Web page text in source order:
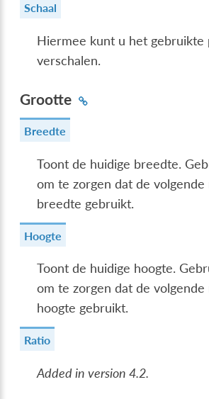
Schaal
Hiermee kunt u het gebruikte
verschalen.
Grootte
Breedte
Toont de huidige breedte.
om te zorgen dat de
breedte gebruikt.
Hoogte
Toont de huidige hoogte.
om te zorgen dat de
hoogte gebruikt.
Ratio
Added in version 4.2.